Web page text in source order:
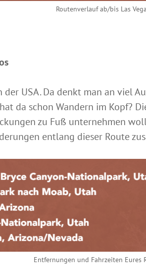
Routenverlauf ab/bis Las
USA. Da denkt man an viel
da schon Wandern im Kopf?
zu Fuß unternehmen
entlang dieser Route
Entfernungen und Fahrzeiten Eures